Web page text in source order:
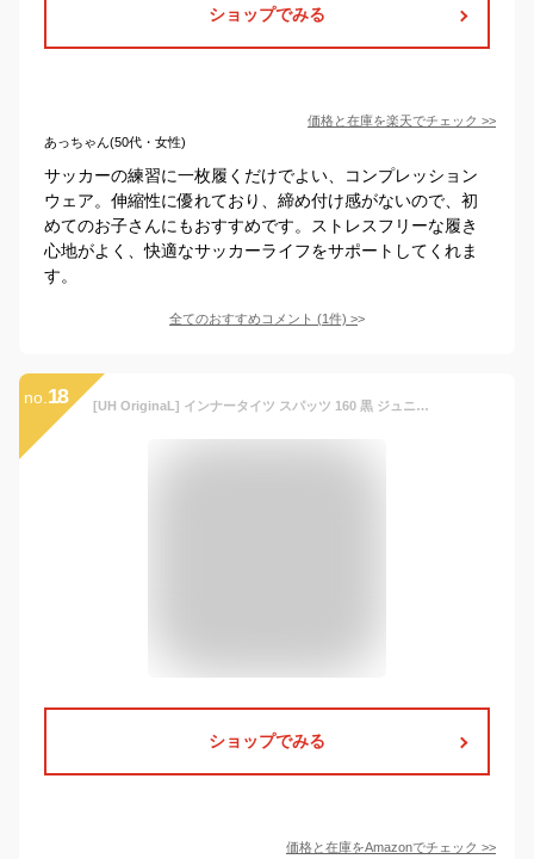
ショップでみる
価格と在庫を楽天でチェック >>
あっちゃん(50代・女性)
サッカーの練習に一枚履くだけでよい、コンプレッション
ウェア。伸縮性に優れており、締め付け感がないので、初
めてのお子さんにもおすすめです。ストレスフリーな履き
心地がよく、快適なサッカーライフをサポートしてくれま
す。
全てのおすすめコメント (1件) >
no. 18 [UH OriginaL] インナータイツ スパッツ 160 黒 ジュニア [ UPF50+ UVカット率99.8% 吸汗速乾 ] サッカー レギンス SLP-160BK
ショップでみる
価格と在庫をAmazonでチェック >>